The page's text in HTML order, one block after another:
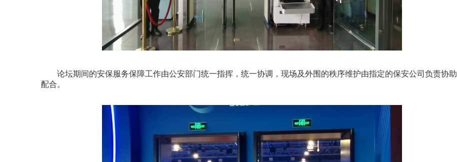
论坛期间的安保服务保障工作由公安部门统一指挥，统一协调，现场及外围的秩序维护由指定的保安公司负责协助
配合。